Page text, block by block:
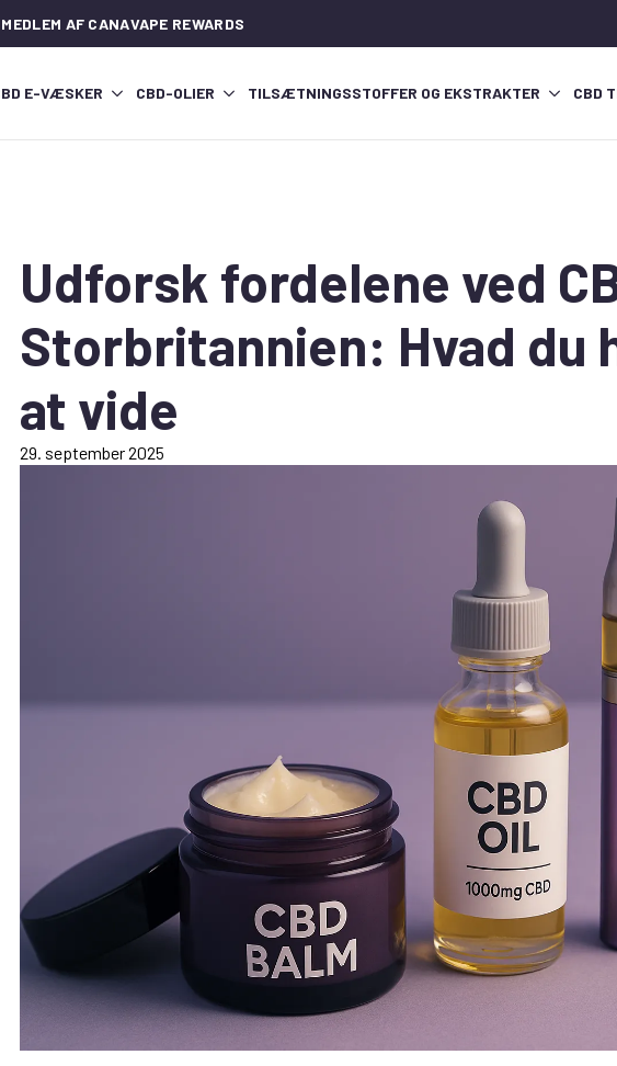
AF CANAVAPE REWARDS
E-VÆSKER CBD-OLIER TILSÆTNINGSSTOFFER OG EKSTRAKTER CBD
Udforsk fordelene ved
Storbritannien: Hvad du
at vide
29. september 2025